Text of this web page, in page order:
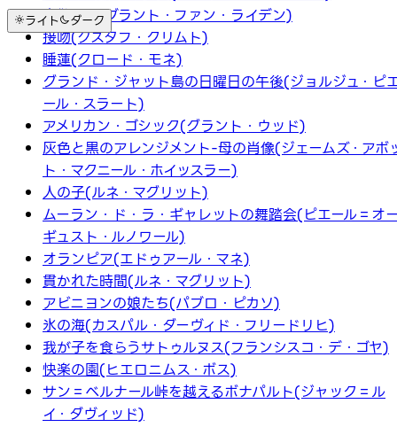
ライト ダーク
夜警(レンブラント・ファン・ライデン)
接吻(グスタフ・クリムト)
睡蓮(クロード・モネ)
グランド・ジャット島の日曜日の午後(ジョルジュ・ピ
ール・スラート)
アメリカン・ゴシック(グラント・ウッド)
灰色と黒のアレンジメント-母の肖像(ジェームズ・アボ
ト・マクニール・ホイッスラー)
人の子(ルネ・マグリット)
ムーラン・ド・ラ・ギャレットの舞踏会(ピエール＝オ
ギュスト・ルノワール)
オランピア(エドゥアール・マネ)
貫かれた時間(ルネ・マグリット)
アビニヨンの娘たち(パブロ・ピカソ)
氷の海(カスパル・ダーヴィド・フリードリヒ)
我が子を食らうサトゥルヌス(フランシスコ・デ・ゴヤ)
快楽の園(ヒエロニムス・ボス)
サン＝ベルナール峠を越えるボナパルト(ジャック＝ル
イ・ダヴィッド)